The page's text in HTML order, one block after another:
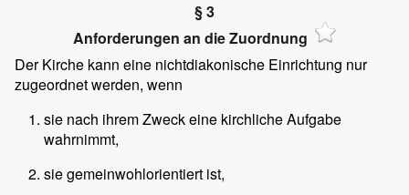
§ 3
Anforderungen an die Zuordnung
Der Kirche kann eine nichtdiakonische Einrichtung nur
zugeordnet werden, wenn
sie nach ihrem Zweck eine kirchliche Aufgabe
wahrnimmt,
sie gemeinwohlorientiert ist,